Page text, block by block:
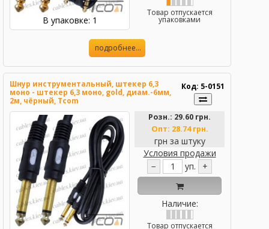
В упаковке: 1
Товар отпускается
упаковками
подробнее...
Шнур инструментальный, штекер 6,3
моно - штекер 6,3 моно, gold, диам.-6мм,
2м, чёрный, Tcom
Код: 5-0151
Розн.: 29.60 грн.
Опт: 28.74 грн.
грн за штуку
Условия продажи
−
уп. +
Наличие:
Товар отпускается